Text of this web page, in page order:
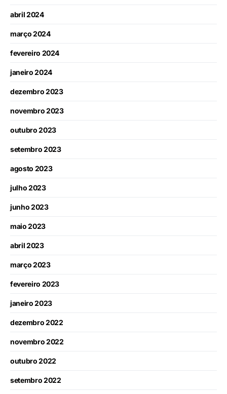
abril 2024
março 2024
fevereiro 2024
janeiro 2024
dezembro 2023
novembro 2023
outubro 2023
setembro 2023
agosto 2023
julho 2023
junho 2023
maio 2023
abril 2023
março 2023
fevereiro 2023
janeiro 2023
dezembro 2022
novembro 2022
outubro 2022
setembro 2022